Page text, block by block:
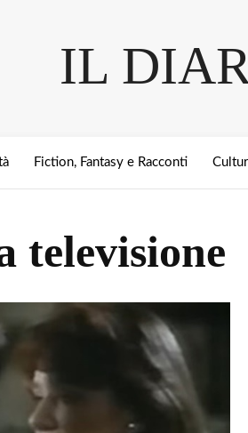
IL
Fiction, Fantasy e Racconti
televisione